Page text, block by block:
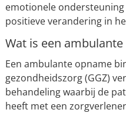
emotionele
positieve verandering in
Wat is een
Een ambulante opname
gezondheidszorg (GGZ)
behandeling waarbij de
heeft met een